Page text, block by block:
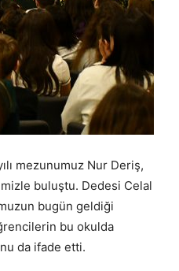
mezunumuz Nur Deriş,
buluştu. Dedesi Celal
bugün geldiği
bu okulda
da ifade etti.